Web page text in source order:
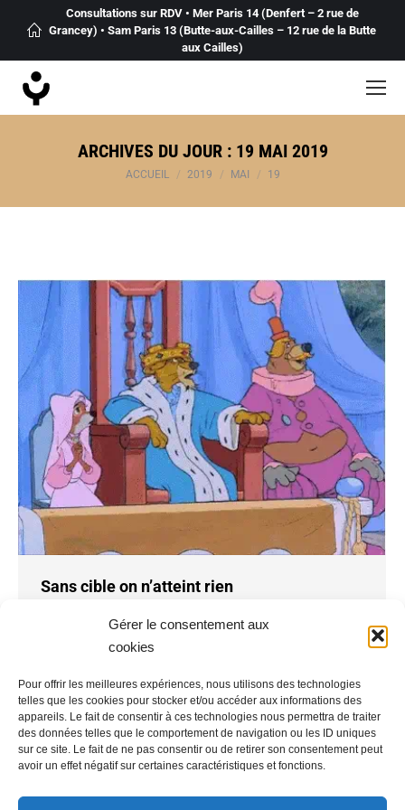
Gérer le consentement aux
cookies
Pour offrir les meilleures expériences, nous utilisons des technologies
telles que les cookies pour stocker et/ou accéder aux informations des
appareils. Le fait de consentir à ces technologies nous permettra de traiter
des données telles que le comportement de navigation ou les ID uniques
sur ce site. Le fait de ne pas consentir ou de retirer son consentement peut
avoir un effet négatif sur certaines caractéristiques et fonctions.
Consultations sur RDV • Mer Paris 14 (Denfert – 2 rue de
Grancey) • Sam Paris 13 (Butte-aux-Cailles – 12 rue de la Butte
aux Cailles)
ARCHIVES DU JOUR : 19 MAI 2019
Vous êtes ici :
ACCUEIL 2019 MAI 19
Sans cible on n’atteint rien
Réussite Scolaire et Épanouissement Personnel
JAUDON 19 mai 2019
Etablir un profil pédagogique